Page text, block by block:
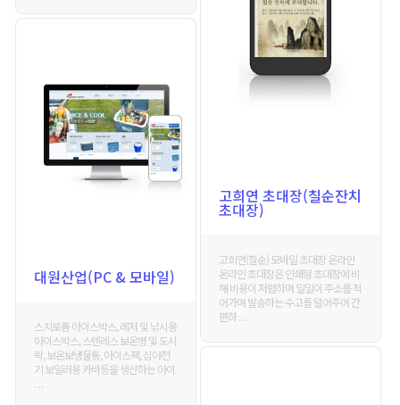
고희연 초대장(칠순잔치
초대장)
고희연(칠순) 모바일 초대장 온라인
온라인 초대장은 인쇄형 초대장에 비
해 비용이 저렴하며 일일이 주소를 적
어가며 발송하는 수고를 덜어주어 간
편하 . . .
대원산업(PC & 모바일)
스치로폼 아이스박스, 레저 및 낚시용
아이스박스, 스텐레스 보온병 및 도시
락, 보온보냉물통, 아이스팩, 심야전
기 보일러용 카바등을 생산하는 아이
. . .